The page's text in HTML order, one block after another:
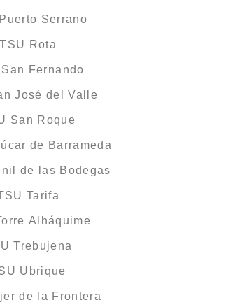
Serrano
Rota
Fernando
José del Valle
San Roque
de Barrameda
de las Bodegas
Tarifa
Alháquime
Trebujena
Ubrique
de la Frontera